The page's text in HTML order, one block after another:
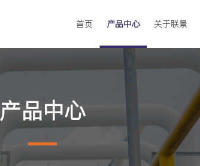
首页 产品中心 关于联景
产品中心